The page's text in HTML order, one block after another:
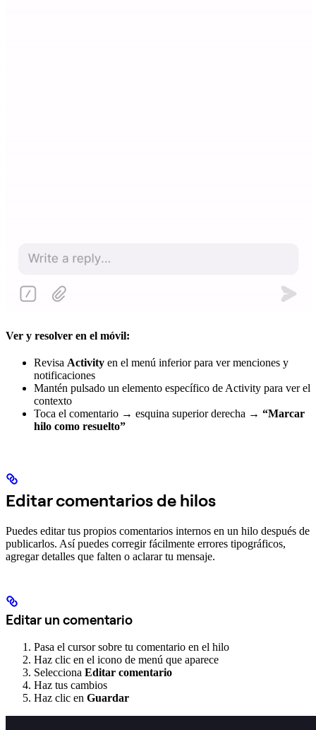
Ver y resolver en el móvil:
Revisa Activity en el menú inferior para ver menciones y
notificaciones
Mantén pulsado un elemento específico de Activity para ver el
contexto
Toca el comentario → esquina superior derecha → “Marcar
hilo como resuelto”
Editar comentarios de hilos
Puedes editar tus propios comentarios internos en un hilo después de
publicarlos. Así puedes corregir fácilmente errores tipográficos,
agregar detalles que falten o aclarar tu mensaje.
Editar un comentario
Pasa el cursor sobre tu comentario en el hilo
Haz clic en el icono de menú que aparece
Selecciona Editar comentario
Haz tus cambios
Haz clic en Guardar